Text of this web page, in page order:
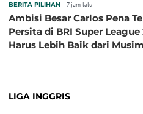
BERITA PILIHAN 7 jam lalu
Ambisi Besar Carlos Pena
Persita di BRI Super League
Harus Lebih Baik dari
LIGA INGGRIS